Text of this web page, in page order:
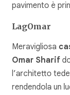
pavimento è
LagOmar
Meravigliosa
Omar Sharif
l’architetto
rendendola un